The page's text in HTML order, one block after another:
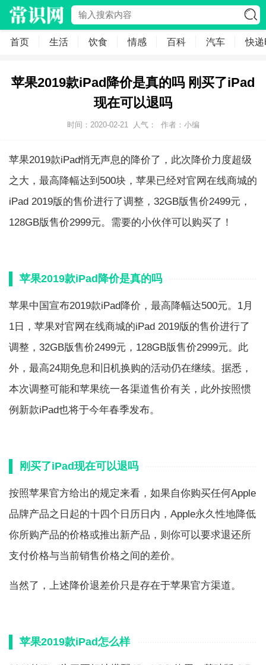
首页 生活 饮食 情感 百科 汽车 快
苹果2019款iPad降价是真的吗 刚买了iPad
现在可以退吗
时间：2020-02-21 人气： 作者：小编
苹果2019款iPad悄无声息的降价了，此次降价力度超级
之大，最高降幅达到500块，苹果已经对官网在线商城的
iPad 2019版的售价进行了调整，32GB版售价2499元，
128GB版售价2999元。需要的小伙伴可以购买了！
苹果2019款iPad降价是真的吗
苹果中国宣布2019款iPad降价，最高降幅达500元。1月
1日，苹果对官网在线商城的iPad 2019版的售价进行了
调整，32GB版售价2499元，128GB版售价2999元。此
外，最高24期免息和旧机换购的活动仍在继续。据悉，
本次调整可能和苹果统一各渠道售价有关，此外按照惯
例新款iPad也将于今年春季发布。
刚买了iPad现在可以退吗
按照苹果官方给出的规定来看，如果自你购买任何Apple
品牌产品之日起的十四个日历日内，Apple永久性地降低
你所购产品的价格或推出新产品，则你可以要求退还所
支付价格与当前销售价格之间的差价。
当然了，上述降价退差价只是存在于苹果官方渠道。
苹果2019款iPad怎么样